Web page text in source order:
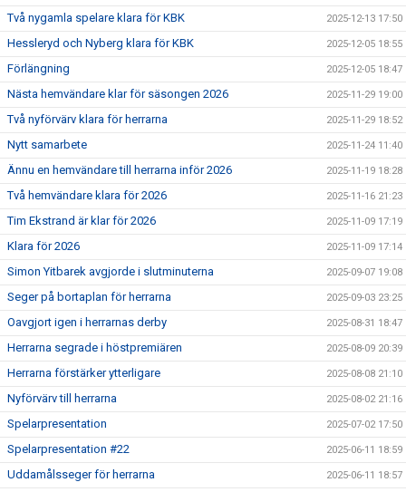
Två nygamla spelare klara för KBK 2025-12-13 17:50
Hessleryd och Nyberg klara för KBK 2025-12-05 18:55
Förlängning 2025-12-05 18:47
Nästa hemvändare klar för säsongen 2026 2025-11-29 19:00
Två nyförvärv klara för herrarna 2025-11-29 18:52
Nytt samarbete 2025-11-24 11:40
Ännu en hemvändare till herrarna inför 2026 2025-11-19 18:28
Två hemvändare klara för 2026 2025-11-16 21:23
Tim Ekstrand är klar för 2026 2025-11-09 17:19
Klara för 2026 2025-11-09 17:14
Simon Yitbarek avgjorde i slutminuterna 2025-09-07 19:08
Seger på bortaplan för herrarna 2025-09-03 23:25
Oavgjort igen i herrarnas derby 2025-08-31 18:47
Herrarna segrade i höstpremiären 2025-08-09 20:39
Herrarna förstärker ytterligare 2025-08-08 21:10
Nyförvärv till herrarna 2025-08-02 21:16
Spelarpresentation 2025-07-02 17:50
Spelarpresentation #22 2025-06-11 18:59
Uddamålsseger för herrarna 2025-06-11 18:57